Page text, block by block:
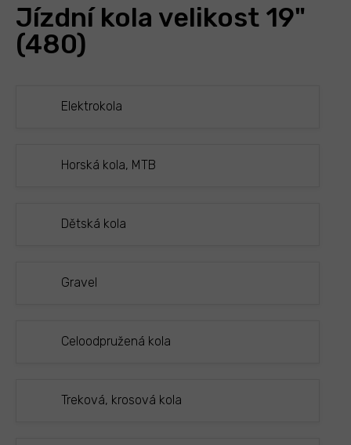
Jízdní kola velikost 19"
(480)
Elektrokola
Horská kola, MTB
Dětská kola
Gravel
Celoodpružená kola
Treková, krosová kola